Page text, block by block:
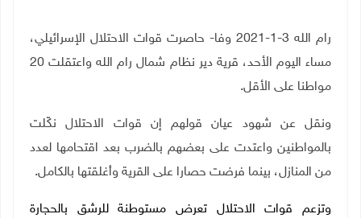
رام الله 3-1-2021 وفا- حاصرت قوات الاحتلال الإسرائيلي،
مساء اليوم الأحد، قرية دير نظام شمال رام الله واعتقلت 20
مواطنا على الأقل.
ونقل عن شهود عيان قولهم إن قوات الاحتلال نكّلت
بالمواطنين واعتدت على بعضهم بالضرب بعد اقتحامها لعدد
من المنازل، بينما فرضت حصارا على القرية وأغلقتها بالكامل.
وتزعم قوات الاحتلال تعرض مستوطنة للرشق بالحجارة